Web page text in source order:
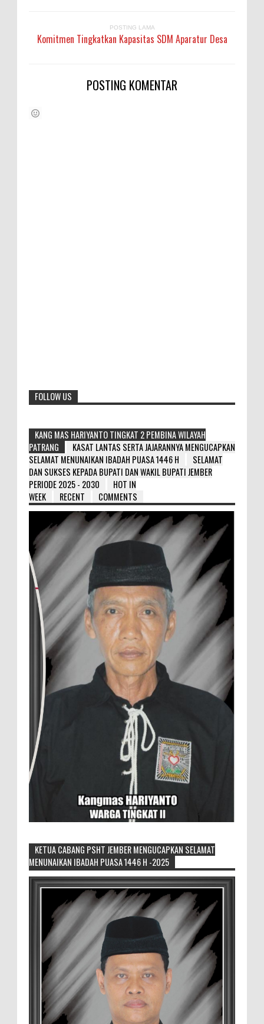
POSTING LAMA
Komitmen Tingkatkan Kapasitas SDM Aparatur Desa
POSTING KOMENTAR
FOLLOW US
KANG MAS HARIYANTO TINGKAT 2 PEMBINA WILAYAH
PATRANG
KASAT LANTAS SERTA JAJARANNYA MENGUCAPKAN
SELAMAT MENUNAIKAN IBADAH PUASA 1446 H
SELAMAT
DAN SUKSES KEPADA BUPATI DAN WAKIL BUPATI JEMBER
PERIODE 2025 - 2030
HOT IN
WEEK
RECENT COMMENTS
Sikapi Overproduksi Panen Selada, Petani
Muda Hidroponik Ikuti Pelatihan
Manajemen Budidaya dan Tata Kelola
Pasar
Setelah Pelatihan Diwilayah Ambulu Foto Bersama
MEMOPOS.co.id, Jember - Trend pertanian urban saat ini
menjadi pilihan generasi muda untuk ...
Sambut penilaian Akreditasi
RSD.dr.Soebandi Bagikan Sembako Kepada
Warga Sekitar
KETUA CABANG PSHT JEMBER MENGUCAPKAN SELAMAT
MENUNAIKAN IBADAH PUASA 1446 H -2025